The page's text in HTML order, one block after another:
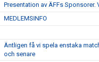
Presentation av ÄFFs Sponsorer.
MEDLEMSINFO
Äntligen få vi spela enstaka
och senare